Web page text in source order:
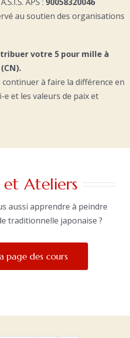
au soutien des organisations
votre 5 pour mille à
à faire la différence en
e et les valeurs de paix et
et Ateliers
aussi apprendre à peindre
traditionnelle japonaise ?
page des cours